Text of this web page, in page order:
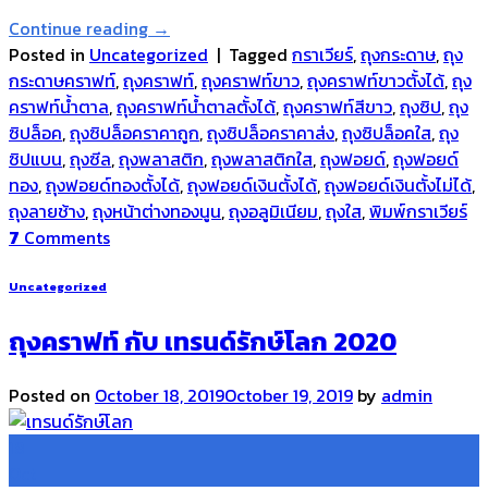
Continue reading →
Posted in Uncategorized | Tagged กราเวียร์,ถุงกระดาษ,ถุง
กระดาษคราฟท์,ถุงคราฟท์,ถุงคราฟท์ขาว,ถุงคราฟท์ขาวตั้งได้,ถุง
คราฟท์น้ำตาล,ถุงคราฟท์น้ำตาลตั้งได้,ถุงคราฟท์สีขาว,ถุงซิป,ถุง
ซิปล็อค,ถุงซิปล็อคราคาถูก,ถุงซิปล็อคราคาส่ง,ถุงซิปล็อคใส,ถุง
ซิปแบน,ถุงซีล,ถุงพลาสติก,ถุงพลาสติกใส,ถุงฟอยด์,ถุงฟอยด์
ทอง,ถุงฟอยด์ทองตั้งได้,ถุงฟอยด์เงินตั้งได้,ถุงฟอยด์เงินตั้งไม่ได้,
ถุงลายช้าง,ถุงหน้าต่างทองนูน,ถุงอลูมิเนียม,ถุงใส,พิมพ์กราเวียร์
7 Comments
Uncategorized
ถุงคราฟท์ กับ เทรนด์รักษ์โลก 2020
Posted on October 18, 2019October 19, 2019 by admin